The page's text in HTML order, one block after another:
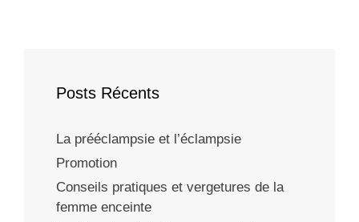
Posts Récents
La prééclampsie et l’éclampsie
Promotion
Conseils pratiques et vergetures de la
femme enceinte